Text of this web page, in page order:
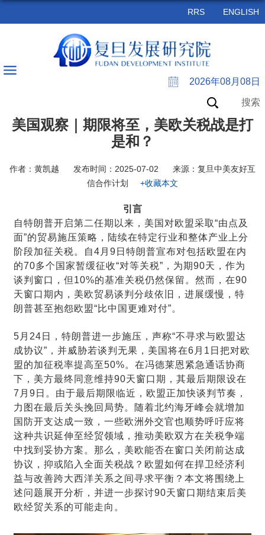
RRS ENGLISH
2026年08月08日
搜索
美国观察｜期限将至，美欧关税战是打
是和？
作者：黄凯越 发布时间：2025-07-02
来源：复旦中美友好互
信合作计划
+收藏本文
引言
自特朗普开启第二任期以来，美国对欧盟采取“由点及
面”的贸易施压策略，陆续在特定行业和整体产业上分
阶段加征关税。自4月9日特朗普宣布对包括欧盟在内
的70多个国家暂缓征收“对等关税” ，为期90天，作为
谈判窗口，但10%的基准关税仍然保留。然而，在90
天窗口期内，美欧贸易谈判分歧依旧，进展缓慢，特
朗普甚至抱怨欧盟“比中国更难对付”。
5月24日，特朗普进一步施压，声称“不寻求与欧盟达
成协议”，并威胁若谈判无果，美国将在6月1日把对欧
盟的加征税率提高至50%。在冯德莱恩紧急通话协商
下，美方最终同意维持90天窗口期，其最后期限设在
7月9日。由于最后期限临近，欧盟正加快谈判节奏，
力图在最后关头挽回局势。随着北约海牙峰会就增加
国防开支达成一致，一些欧洲外交官也顺势呼吁应将
这种共识延伸至经贸领域，推动美欧双方在关税争端
中找到妥协方案。那么，美欧能否在窗口关闭前达成
协议，抑或陷入全面关税战？欧盟如何在捍卫经济利
益与改善跨大西洋关系之间寻求平衡？本文将围绕上
述问题展开分析，并进一步探讨90天窗口期结束后美
欧经贸关系的可能走向。